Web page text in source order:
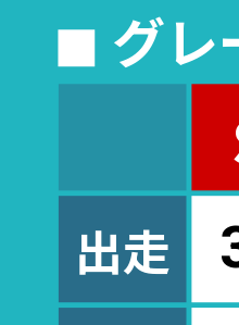
◼︎ グレ
出走